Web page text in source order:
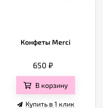
Конфеты Merci
650 ₽
В корзину
Купить в 1 клик